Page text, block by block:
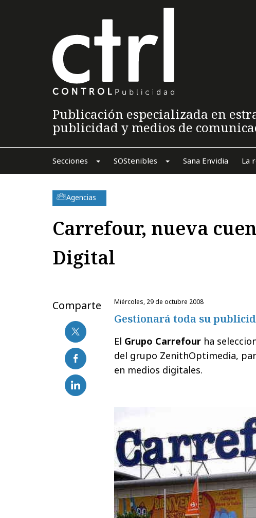
Publicación especializada en
publicidad y medios de
Secciones SOStenibles Sana Envidia La
Agencias
Carrefour, nueva
Digital
Comparte miércoles, 29 de octubre 2008
Gestionará toda su
El Grupo Carrefour ha
del grupo ZenithOptimedia,
en medios digitales.